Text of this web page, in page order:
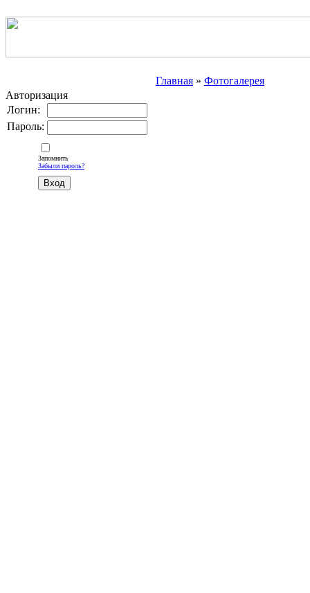
Главная » Фотогалерея
Авторизация
Логин:
Пароль:
Запомнить
Забыли пароль?